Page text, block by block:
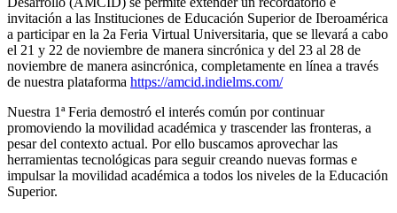
invitación a las Instituciones de Educación Superior de Iberoamérica
a participar en la 2a Feria Virtual Universitaria, que se llevará a cabo
el 21 y 22 de noviembre de manera sincrónica y del 23 al 28 de
noviembre de manera asincrónica, completamente en línea a través
de nuestra plataforma https://amcid.indielms.com/
Nuestra 1ª Feria demostró el interés común por continuar
promoviendo la movilidad académica y trascender las fronteras, a
pesar del contexto actual. Por ello buscamos aprovechar las
herramientas tecnológicas para seguir creando nuevas formas e
impulsar la movilidad académica a todos los niveles de la Educación
Superior.